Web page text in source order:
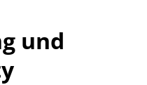
und